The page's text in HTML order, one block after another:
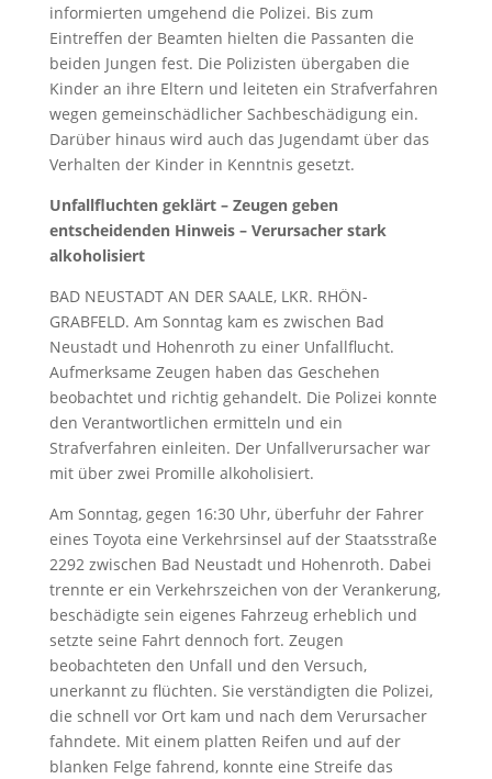
informierten umgehend die Polizei. Bis zum
Eintreffen der Beamten hielten die Passanten die
beiden Jungen fest. Die Polizisten übergaben die
Kinder an ihre Eltern und leiteten ein Strafverfahren
wegen gemeinschädlicher Sachbeschädigung ein.
Darüber hinaus wird auch das Jugendamt über das
Verhalten der Kinder in Kenntnis gesetzt.
Unfallfluchten geklärt – Zeugen geben
entscheidenden Hinweis – Verursacher stark
alkoholisiert
BAD NEUSTADT AN DER SAALE, LKR. RHÖN-
GRABFELD. Am Sonntag kam es zwischen Bad
Neustadt und Hohenroth zu einer Unfallflucht.
Aufmerksame Zeugen haben das Geschehen
beobachtet und richtig gehandelt. Die Polizei konnte
den Verantwortlichen ermitteln und ein
Strafverfahren einleiten. Der Unfallverursacher war
mit über zwei Promille alkoholisiert.
Am Sonntag, gegen 16:30 Uhr, überfuhr der Fahrer
eines Toyota eine Verkehrsinsel auf der Staatsstraße
2292 zwischen Bad Neustadt und Hohenroth. Dabei
trennte er ein Verkehrszeichen von der Verankerung,
beschädigte sein eigenes Fahrzeug erheblich und
setzte seine Fahrt dennoch fort. Zeugen
beobachteten den Unfall und den Versuch,
unerkannt zu flüchten. Sie verständigten die Polizei,
die schnell vor Ort kam und nach dem Verursacher
fahndete. Mit einem platten Reifen und auf der
blanken Felge fahrend, konnte eine Streife das